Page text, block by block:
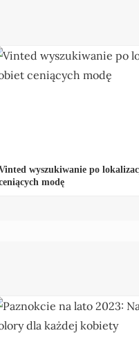
wyszukiwanie po
modę